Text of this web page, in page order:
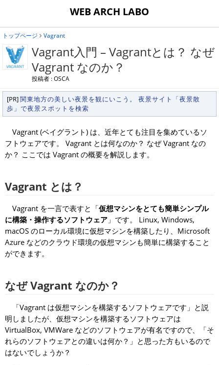
WEB ARCH LABO
トップページ Vagrant
Vagrant入門 – Vagrantとは？ なぜ
Vagrant なのか？
投稿者 : OSCA
[PR]関東地方の美しい夜景を観にいこう。 夜景サイト「夜景散
歩」で夜景スポットを検索
Vagrant (ベイグラント) は、近年とても注目を集めているソ
フトウェアです。 Vagrant とは何なのか？ なぜ Vagrant なの
か？ ここでは Vagrant の概要を解説します。
Vagrant とは？
Vagrant を一言で表すと「仮想マシンをとても簡単シンプル
に構築・操作するソフトウェア 」です。 Linux, Windows,
macOS のローカル環境に仮想マシンを構築したり、Microsoft
Azure などのクラウド環境の仮想マシンも簡単に構築すること
ができます。
なぜ Vagrant なのか？
「Vagrant は仮想マシンを構築するソフトウェアです」と説
明しましたが、仮想マシンを構築するソフトウェアは
VirtualBox, VMWare などのソフトウェアが有名ですので、「そ
れらのソフトウェアとの違いは何か？」と思った方もいるので
はないでしょうか？